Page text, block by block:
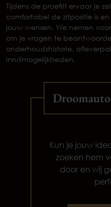
Tijdens de proefrit ervaar je
comfortabel de zitpositie is
jouw wensen. We nemen
om je vragen te
onderhoudshistorie,
inruilmogelijkheden.
Kun je jouw
zoeken hem
door en wij